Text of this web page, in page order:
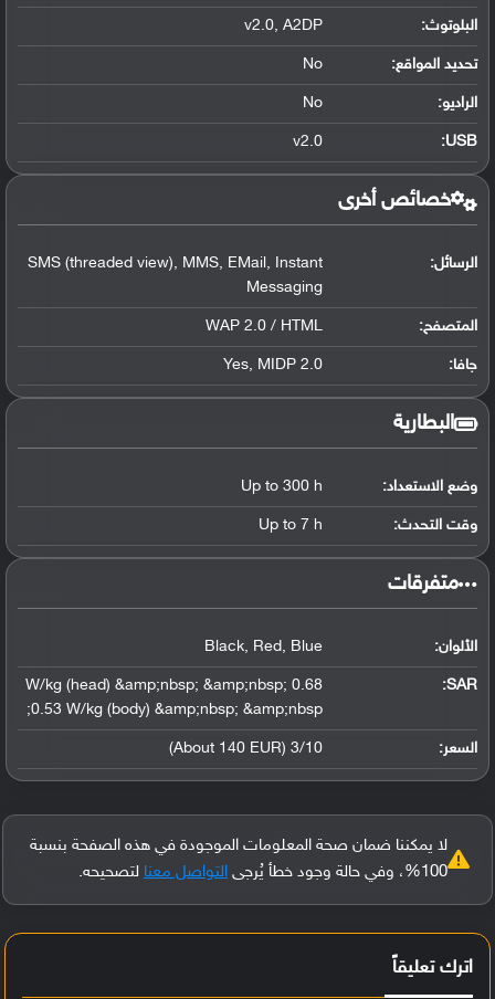
البلوتوث:
v2.0, A2DP
تحديد المواقع:
No
الراديو: No
USB
:
v2.0
خصائص أخرى
الرسائل:
SMS (threaded view), MMS, EMail, Instant
Messaging
المتصفح: WAP 2.0 / HTML
جافا: Yes, MIDP 2.0
البطارية
وضع الاستعداد: Up to 300 h
وقت التحدث: Up to 7 h
‏متفرقات‏
الألوان: Black, Red, Blue
SAR
:
0.68 W/kg (head) &amp;nbsp; &amp;nbsp;
0.53 W/kg (body) &amp;nbsp; &amp;nbsp;
السعر: 3/10 (About 140 EUR)
لا يمكننا ضمان صحة المعلومات الموجودة في هذه الصفحة بنسبة
100%، وفي حالة وجود خطأ يُرجى
التواصل معنا لتصحيحه.
اترك تعليقاً